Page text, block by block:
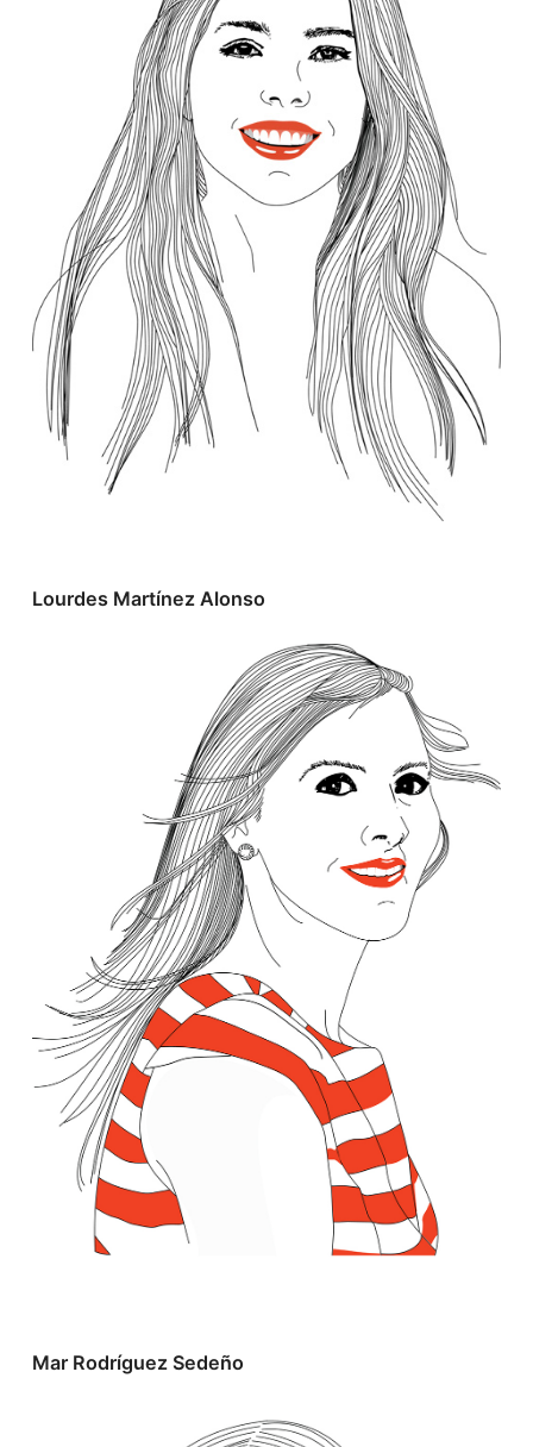
Lourdes Martínez Alonso
Mar Rodríguez Sedeño